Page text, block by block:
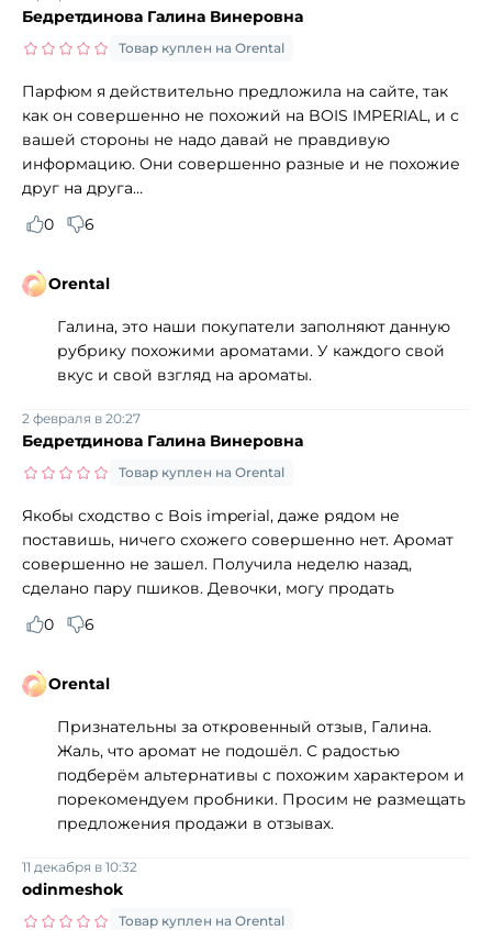
Бедретдинова Галина Винеровна
Товар куплен на Orental
Парфюм я действительно предложила на сайте, так
как он совершенно не похожий на BOIS IMPERIAL, и с
вашей стороны не надо давай не правдивую
информацию. Они совершенно разные и не похожие
друг на друга…
0
6
Orental
Галина, это наши покупатели заполняют данную
рубрику похожими ароматами. У каждого свой
вкус и свой взгляд на ароматы.
Бедретдинова Галина Винеровна
2 февраля в 20:27
Товар куплен на Orental
Якобы сходство с Bois imperial, даже рядом не
поставишь, ничего схожего совершенно нет. Аромат
совершенно не зашел. Получила неделю назад,
сделано пару пшиков. Девочки, могу продать
0
6
Orental
Признательны за откровенный отзыв, Галина.
Жаль, что аромат не подошёл. С радостью
подберём альтернативы с похожим характером и
порекомендуем пробники. Просим не размещать
предложения продажи в отзывах.
odinmeshok
11 декабря в 10:32
Товар куплен на Orental